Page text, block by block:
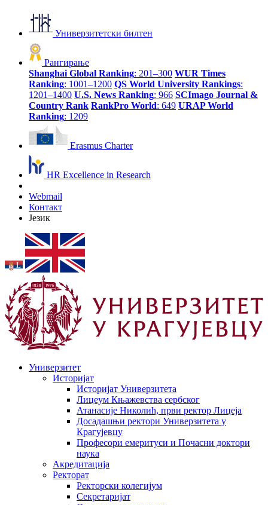
Универзитетски билтен
Рангирање
Shanghai Global Ranking: 201–300 WUR Times
Ranking: 1001–1200 QS World University Rankings:
1201–1400 U.S. News Ranking: 966 SCImago Journal &
Country Rank RankPro World: 649 URAP World
Ranking: 1209
Erasmus Charter
HR Excellence in Research
Webmail
Контакт
Језик
Универзитет
Историјат
Историјат Универзитета
Лицеум Књажевства сербског
Атанасије Николић, први ректор Лицеја
Досадашњи ректори Универзитета у
Крагујевцу
Професори емеритуси и Почасни доктори
наука
Акредитација
Ректорат
Ректорски колегијум
Секретаријат